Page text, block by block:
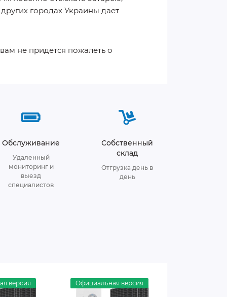
городах Украины дает
не придется пожалеть о
Обслуживание
Удаленный
мониторинг и
выезд
специалистов
Собственный
склад
Отгрузка день в
день
версия Официальная версия